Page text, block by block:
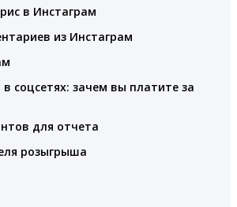
в Инстаграм
из Инстаграм
соцсетях: зачем вы платите за
для отчета
розыгрыша